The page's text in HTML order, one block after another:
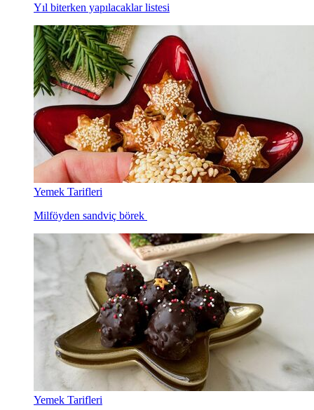
Yıl biterken yapılacaklar listesi
Yemek Tarifleri
Milföyden sandviç börek
Yemek Tarifleri